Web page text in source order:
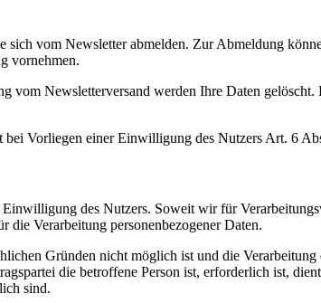
vom Newsletter abmelden. Zur Abmeldung
vornehmen.
Newsletterversand werden Ihre Daten
bei Vorliegen einer Einwilligung des Nutzers Art. 6
des Nutzers. Soweit wir für
Verarbeitung personenbezogener Daten.
Gründen nicht möglich ist und die Verarbeitung
die betroffene Person ist, erforderlich ist,
sind.